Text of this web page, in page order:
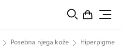
Posebna njega kože